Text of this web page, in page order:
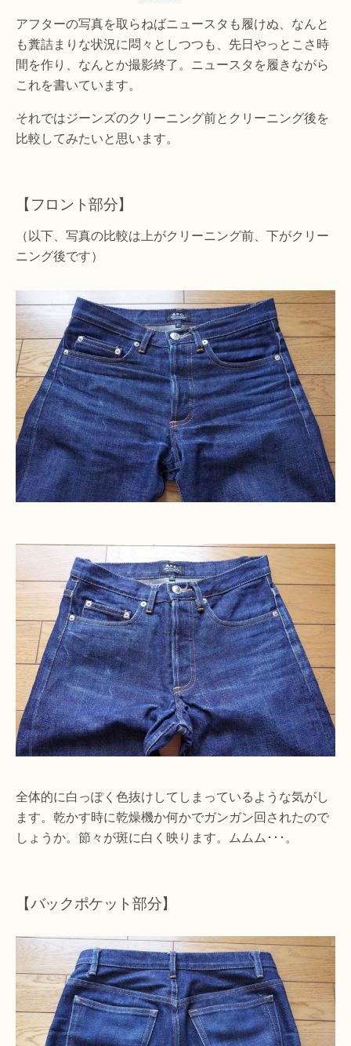
アフターの写真を取らねばニュースタも履けぬ、なんと
も糞詰まりな状況に悶々としつつも、先日やっとこさ時
間を作り、なんとか撮影終了。ニュースタを履きながら
これを書いています。
それではジーンズのクリーニング前とクリーニング後を
比較してみたいと思います。
【フロント部分】
（以下、写真の比較は上がクリーニング前、下がクリー
ニング後です）
全体的に白っぽく色抜けしてしまっているような気がし
ます。乾かす時に乾燥機か何かでガンガン回されたので
しょうか。節々が斑に白く映ります。ムムム･･･。
【バックポケット部分】